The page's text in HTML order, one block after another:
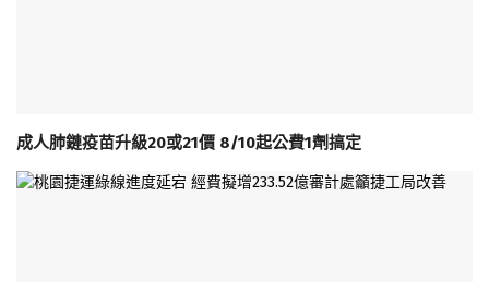
成人肺鏈疫苗升級20或21價 8/10起公費1劑搞定